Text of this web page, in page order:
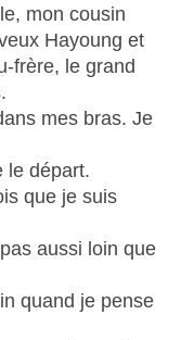
mon cousin
Hayoung et
frère, le grand
mes bras. Je
le départ.
que je suis
aussi loin que
quand je pense